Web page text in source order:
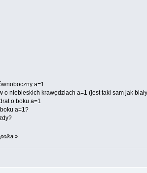
a=1
niebieskich krawędziach a=1 (jest taki sam jak
o boku a=1
a=1?
»